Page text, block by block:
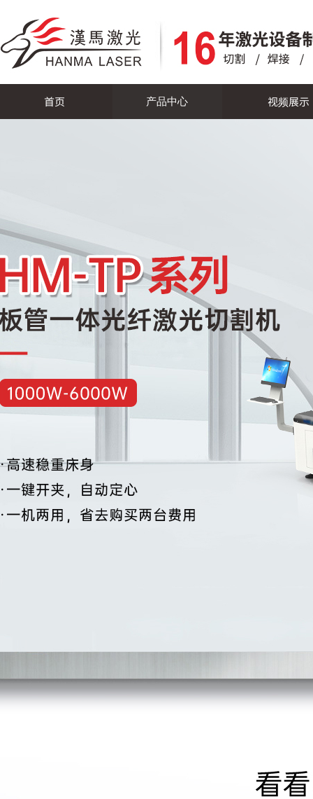
首页 产品中心 视频展示